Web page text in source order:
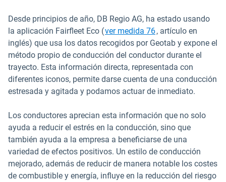
Desde principios de año, DB Regio AG, ha estado usando
la aplicación Fairfleet Eco (ver medida 76Abrir en una nueva
, artículo en
inglés) que usa los datos recogidos por Geotab y expone el
método propio de conducción del conductor durante el
trayecto. Esta información directa, representada con
diferentes iconos, permite darse cuenta de una conducción
estresada y agitada y podamos actuar de inmediato.
Los conductores aprecian esta información que no solo
ayuda a reducir el estrés en la conducción, sino que
también ayuda a la empresa a beneficiarse de una
variedad de efectos positivos. Un estilo de conducción
mejorado, además de reducir de manera notable los costes
de combustible y energía, influye en la reducción del riesgo